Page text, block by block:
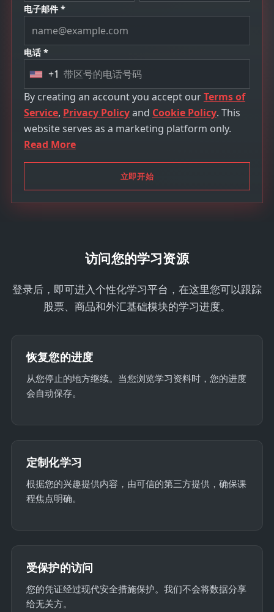
电子邮件 *
电话 *
U
n
i
t
e
t
a
1
+1
By creating an account you accept ourTerms of
Service, Privacy Policyand Cookie Policy. This
website serves as a marketing platform only.
Read More
立即开始
访问您的学习资源
登录后，即可进入个性化学习平台，在这里您可以跟踪
股票、商品和外汇基础模块的学习进度。
恢复您的进度
从您停止的地方继续。当您浏览学习资料时，您的进度
会自动保存。
定制化学习
根据您的兴趣提供内容，由可信的第三方提供，确保课
程焦点明确。
受保护的访问
您的凭证经过现代安全措施保护。我们不会将数据分享
给无关方。